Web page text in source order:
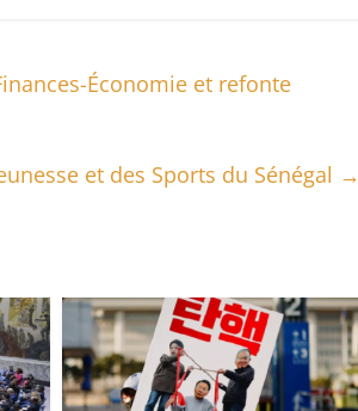
Économie et refonte
et des Sports du Sénégal →